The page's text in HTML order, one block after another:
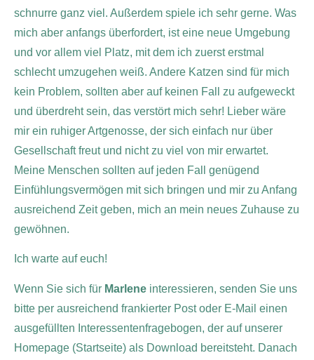
schnurre ganz viel. Außerdem spiele ich sehr gerne. Was
mich aber anfangs überfordert, ist eine neue Umgebung
und vor allem viel Platz, mit dem ich zuerst erstmal
schlecht umzugehen weiß. Andere Katzen sind für mich
kein Problem, sollten aber auf keinen Fall zu aufgeweckt
und überdreht sein, das verstört mich sehr! Lieber wäre
mir ein ruhiger Artgenosse, der sich einfach nur über
Gesellschaft freut und nicht zu viel von mir erwartet.
Meine Menschen sollten auf jeden Fall genügend
Einfühlungsvermögen mit sich bringen und mir zu Anfang
ausreichend Zeit geben, mich an mein neues Zuhause zu
gewöhnen.
Ich warte auf euch!
Wenn Sie sich für Marlene interessieren, senden Sie uns
bitte per ausreichend frankierter Post oder E-Mail einen
ausgefüllten Interessentenfragebogen, der auf unserer
Homepage (Startseite) als Download bereitsteht. Danach